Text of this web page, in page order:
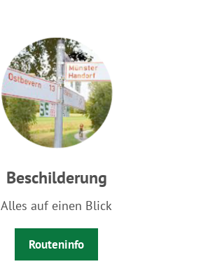
Beschilderung
Alles auf einen Blick
Routeninfo